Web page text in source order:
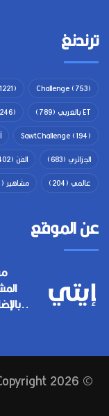
ترندنغ
Challenge(753)
ET بالعربي
(789)
SawtChallenge(194)
الجزائري (683) الفن (402)
عالمي (204) مشاهير (687)
عن الموقع